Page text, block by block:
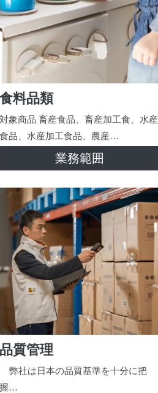
食料品類
対象商品 畜産食品、畜産加工食、水産
食品、水産加工食品、農産…
業務範囲
品質管理
弊社は日本の品質基準を十分に把
握…